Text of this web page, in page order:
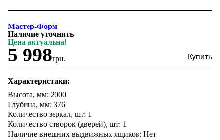
Мастер-Форм
Наличие уточнять
Цена актуальна!
5 998грн.
Характеристики:
Высота, мм: 2000
Глубина, мм: 376
Количество зеркал, шт: 1
Количество створок (дверей), шт: 1
Наличие внешних выдвижных ящиков: Нет